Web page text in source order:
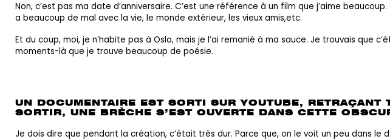
Non, c’est pas ma date d’anniversaire. C’est une référence à un film que j’aime beaucoup.
a beaucoup de mal avec la vie, le monde extérieur, les vieux amis,etc.
Et du coup, moi, je n’habite pas à Oslo, mais je l’ai remanié à ma sauce. Je trouvais
moments-là que je trouve beaucoup de poésie.
UN DOCUMENTAIRE EST SORTI SUR YOUTUBE,
SORTIR, UNE BRÈCHE S’EST OUVERTE DANS CETTE
Je dois dire que pendant la création, c’était très dur. Parce que, on le voit un peu dans